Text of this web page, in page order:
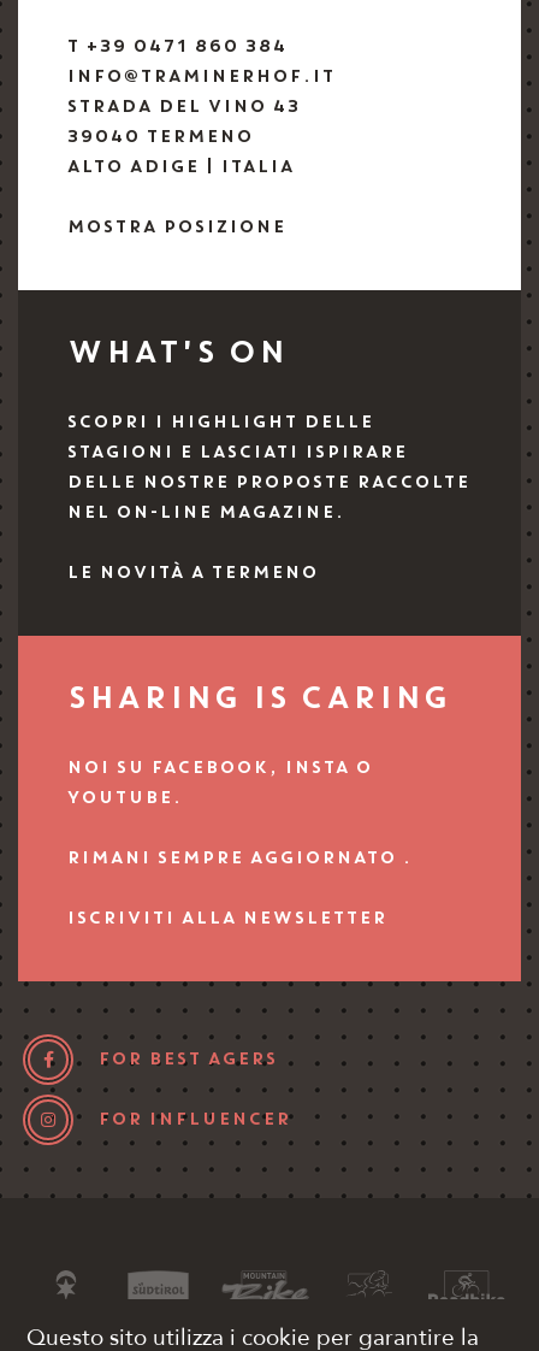
T +39 0471 860 384
INFO@TRAMINERHOF.IT
STRADA DEL VINO 43
39040 TERMENO
ALTO ADIGE | ITALIA
MOSTRA POSIZIONE
WHAT'S ON
SCOPRI I HIGHLIGHT DELLE
STAGIONI E LASCIATI ISPIRARE
DELLE NOSTRE PROPOSTE RACCOLTE
NEL ON-LINE MAGAZINE.
LE NOVITÀ A TERMENO
SHARING IS CARING
NOI SU FACEBOOK, INSTA O
YOUTUBE.
RIMANI SEMPRE AGGIORNATO .
ISCRIVITI ALLA NEWSLETTER
FOR BEST AGERS
FOR INFLUENCER
Questo sito utilizza i cookie per garantire la